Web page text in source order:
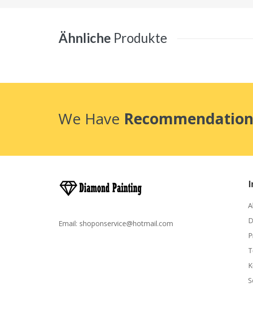
Ähnliche Produkte
We Have
Email: shoponservice@hotmail.com